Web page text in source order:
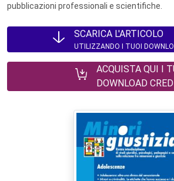
pubblicazioni professionali e scientifiche.
SCARICA L'ARTICOLO
UTILIZZANDO I TUOI
ACQUISTA QUI I
DOWNLOAD